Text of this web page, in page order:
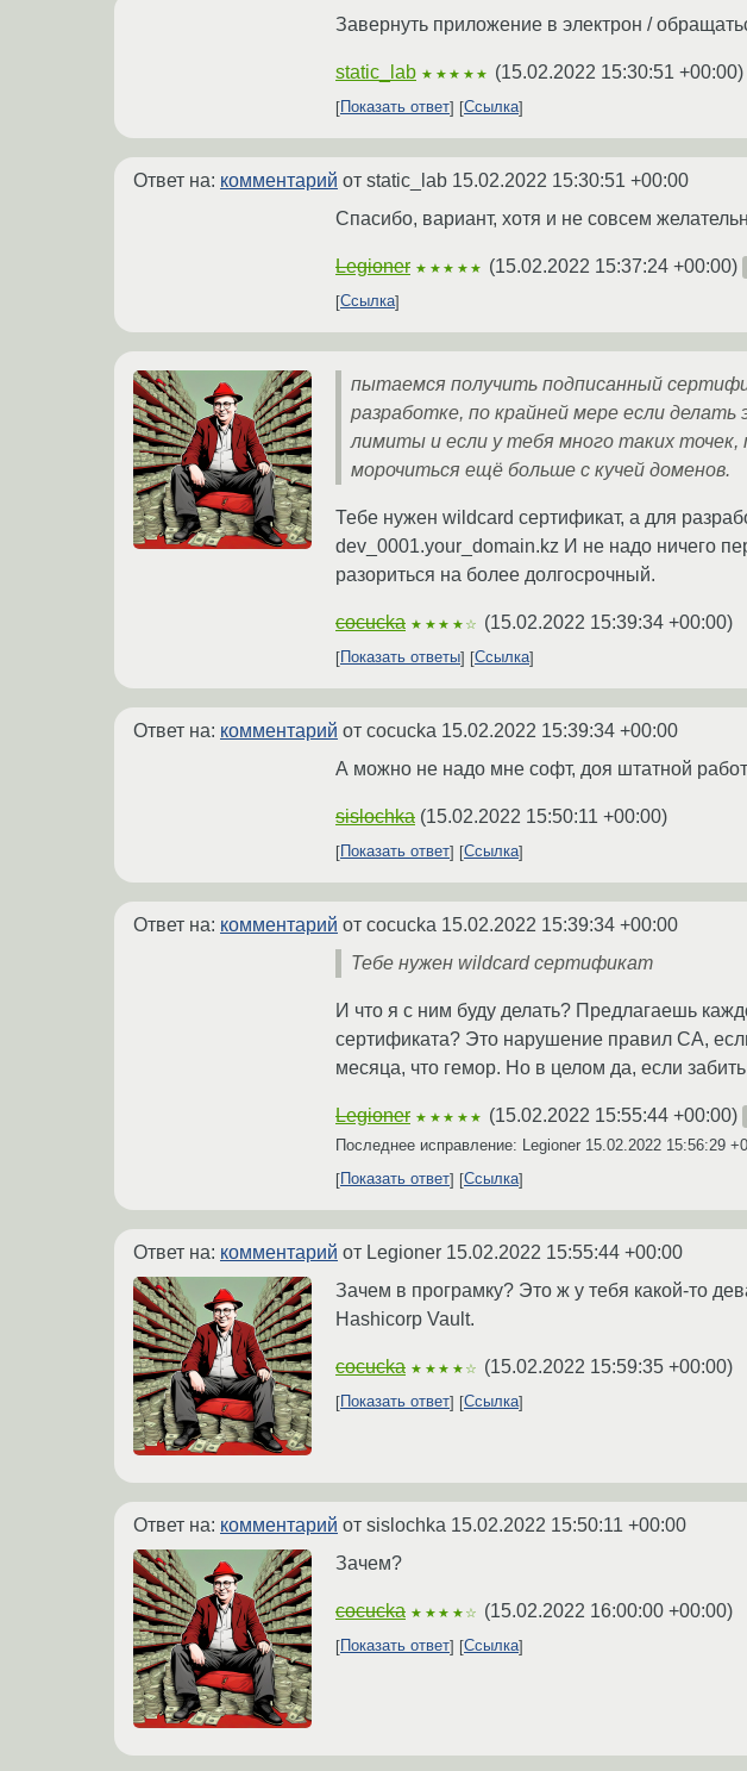
Завернуть приложение в электрон /
static_lab ★★★★★ (15.02.2022 15:30:51 +00:00)
Показать ответ Ссылка
Ответ на: комментарий от static_lab 15.02.2022 15:30:51 +00:00
Спасибо, вариант, хотя и не совсем
Legioner ★★★★★ (15.02.2022 15:37:24 +00:00)
Ссылка
пытаемся получить подписанный
разработке, по крайней мере если
лимиты и если у тебя много таких
морочиться ещё больше с кучей доменов.
Тебе нужен wildcard сертификат, а для
dev_0001.your_domain.kz И не надо ничего
разориться на более долгосрочный.
cocucka ★★★★☆ (15.02.2022 15:39:34 +00:00)
Показать ответы Ссылка
Ответ на: комментарий от cocucka 15.02.2022 15:39:34 +00:00
А можно не надо мне софт, доя штатной
sislochka (15.02.2022 15:50:11 +00:00)
Показать ответ Ссылка
Ответ на: комментарий от cocucka 15.02.2022 15:39:34 +00:00
Тебе нужен wildcard сертификат
И что я с ним буду делать? Предлагаешь
сертификата? Это нарушение правил CA,
месяца, что гемор. Но в целом да, если
Legioner ★★★★★ (15.02.2022 15:55:44 +00:00)
Последнее исправление: Legioner 15.02.2022 15:56:29
Показать ответ
Ссылка
Ответ на: комментарий от Legioner 15.02.2022 15:55:44 +00:00
Зачем в програмку? Это ж у тебя какой-то
Hashicorp Vault.
cocucka ★★★★☆ (15.02.2022 15:59:35 +00:00)
Показать ответ Ссылка
Ответ на: комментарий от sislochka 15.02.2022 15:50:11 +00:00
Зачем?
cocucka ★★★★☆ (15.02.2022 16:00:00 +00:00)
Показать ответ Ссылка